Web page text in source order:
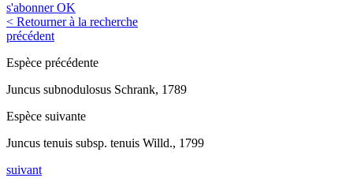
s'abonner OK
< Retourner à la recherche
précédent
Espèce précédente
Juncus subnodulosus Schrank, 1789
Espèce suivante
Juncus tenuis subsp. tenuis Willd., 1799
suivant